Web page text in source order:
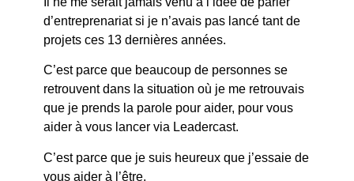
d’entreprenariat si je n’avais pas lancé tant de
projets ces 13 dernières années.
C’est parce que beaucoup de personnes se
retrouvent dans la situation où je me retrouvais
que je prends la parole pour aider, pour vous
aider à vous lancer via Leadercast.
C’est parce que je suis heureux que j’essaie de
vous aider à l’être.